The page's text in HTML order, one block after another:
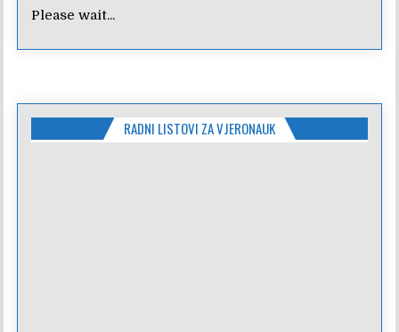
Please wait...
RADNI LISTOVI ZA VJERONAUK